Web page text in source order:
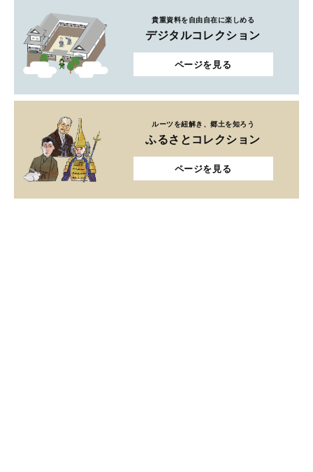
貴重資料を自由自在に楽しめる
デジタルコレクション
ページを見る
ルーツを紐解き、郷土を知ろう
ふるさとコレクション
ページを見る